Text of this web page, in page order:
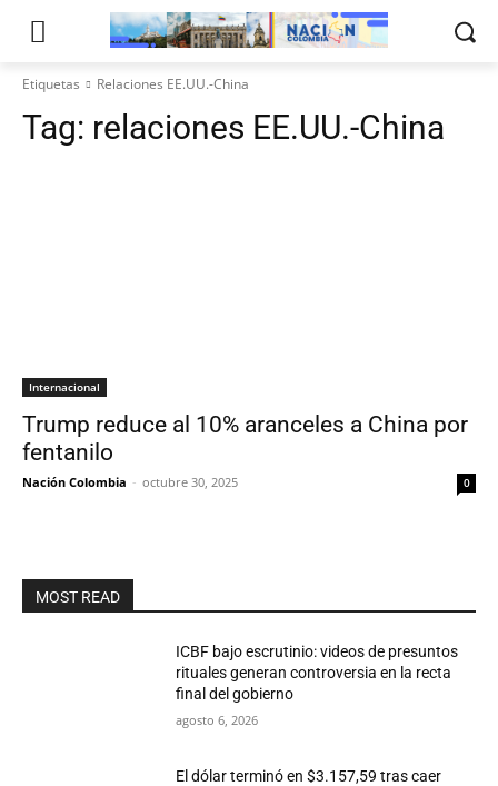
Etiquetas Relaciones EE.UU.-China
Tag: relaciones EE.UU.-China
Internacional
Trump reduce al 10% aranceles a China por
fentanilo
Nación Colombia - octubre 30, 2025 0
MOST READ
ICBF bajo escrutinio: videos de presuntos
rituales generan controversia en la recta
final del gobierno
agosto 6, 2026
El dólar terminó en $3.157,59 tras caer